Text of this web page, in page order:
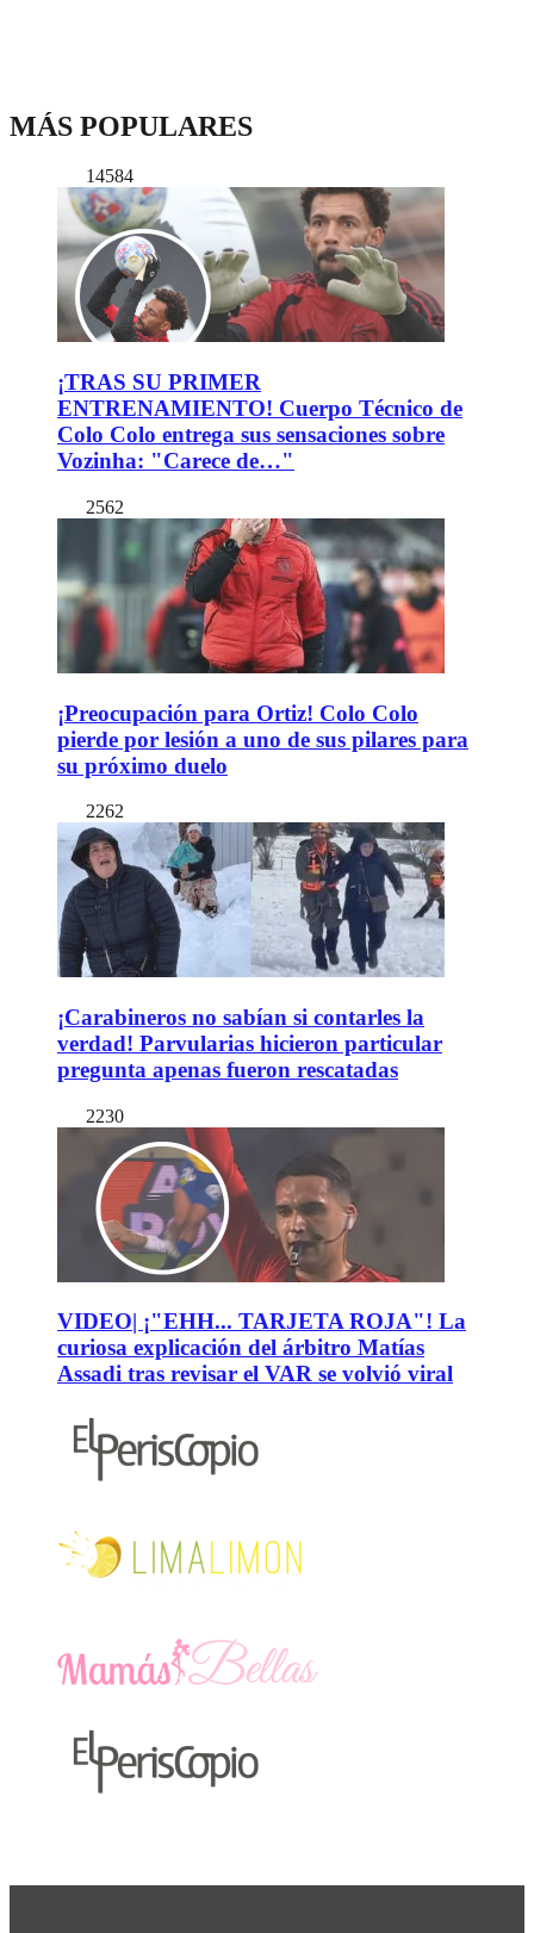
MÁS POPULARES
14584
¡TRAS SU PRIMER
ENTRENAMIENTO! Cuerpo Técnico de
Colo Colo entrega sus sensaciones sobre
Vozinha: "Carece de…"
2562
¡Preocupación para Ortiz! Colo Colo
pierde por lesión a uno de sus pilares para
su próximo duelo
2262
¡Carabineros no sabían si contarles la
verdad! Parvularias hicieron particular
pregunta apenas fueron rescatadas
2230
VIDEO| ¡"EHH... TARJETA ROJA"! La
curiosa explicación del árbitro Matías
Assadi tras revisar el VAR se volvió viral